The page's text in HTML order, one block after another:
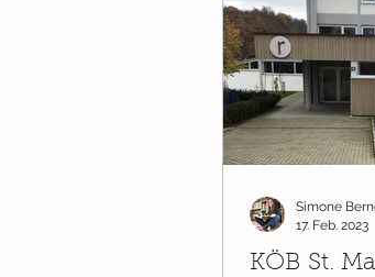
KÖB St.
Simone
17. Feb. 2023